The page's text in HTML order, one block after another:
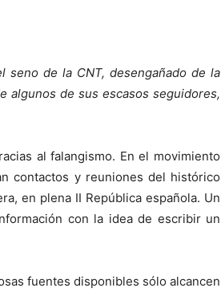
seno de la CNT, desengañado de la
algunos de sus escasos seguidores,
al falangismo. En el movimiento
contactos y reuniones del histórico
en plena II República española. Un
con la idea de escribir un
fuentes disponibles sólo alcancen